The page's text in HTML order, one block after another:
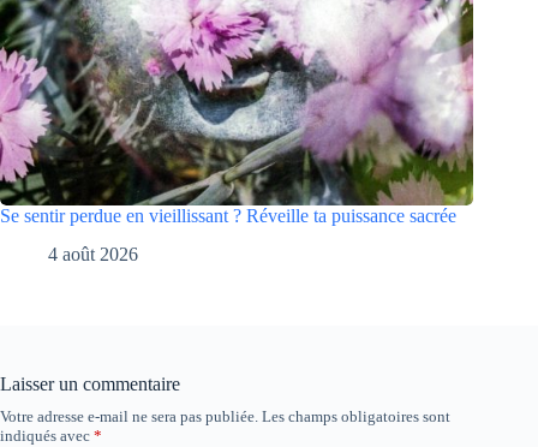
Se sentir perdue en vieillissant ? Réveille ta puissance sacrée
4 août 2026
Laisser un commentaire
Votre adresse e-mail ne sera pas publiée. Les champs obligatoires sont
indiqués avec *